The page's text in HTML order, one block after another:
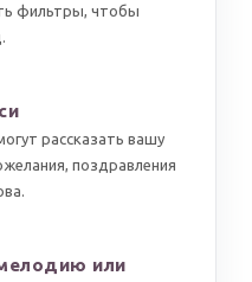
фильтры, чтобы
рассказать вашу
поздравления
или